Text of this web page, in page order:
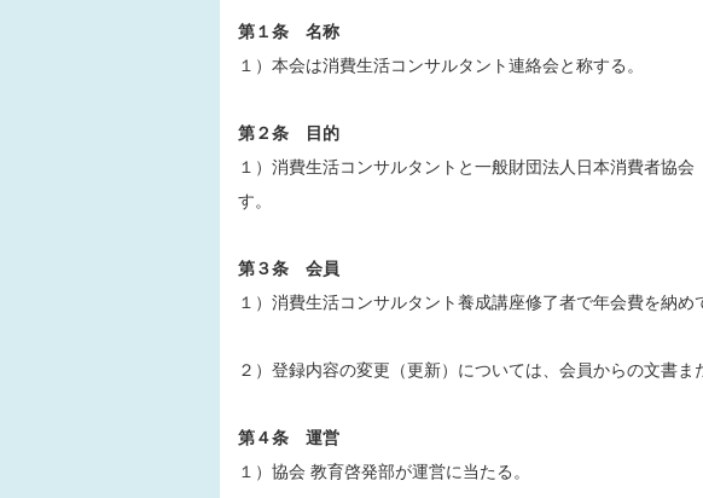
第１条 名称
１）本会は消費生活コンサルタント連絡会と称する。
第２条 目的
１）消費生活コンサルタントと一般財団法人日本消費者協
す。
第３条 会員
１）消費生活コンサルタント養成講座修了者で年会費を納め
２）登録内容の変更（更新）については、会員からの文書
第４条 運営
１）協会 教育啓発部が運営に当たる。